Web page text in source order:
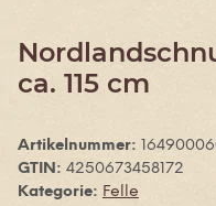
ca. 115 cm
Artikelnummer:
GTIN: 4250673458172
Kategorie: Felle